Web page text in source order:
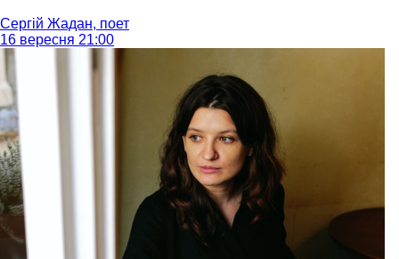
Сергій Жадан, поет
16 вересня 21:00